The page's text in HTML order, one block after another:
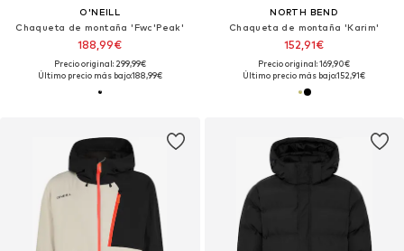
O'NEILL
Chaqueta de montaña 'Fwc'Peak'
188,99€
Precio original: 299,99€
Último precio más bajo:188,99€
NORTH BEND
Chaqueta de montaña 'Karim'
152,91€
Precio original: 169,90€
Último precio más bajo:152,91€